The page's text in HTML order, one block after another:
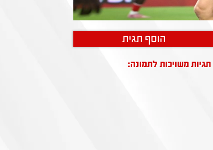
הוסף תגית
תגיות משויכות לתמונה: